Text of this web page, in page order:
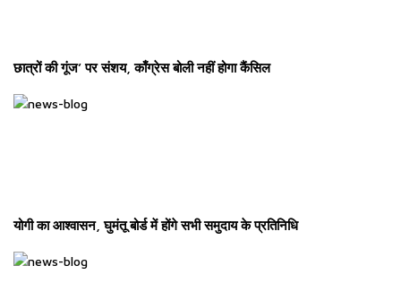
छात्रों की गूंज’ पर संशय, काँग्रेस बोली नहीं होगा कैंसिल
योगी का आश्वासन, घुमंतू बोर्ड में होंगे सभी समुदाय के प्रतिनिधि